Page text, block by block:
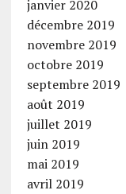
janvier 2020
décembre 2019
novembre 2019
octobre 2019
septembre 2019
août 2019
juillet 2019
juin 2019
mai 2019
avril 2019